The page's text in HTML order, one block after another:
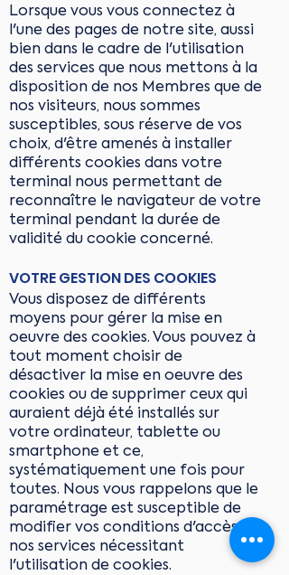
Lorsque vous vous connectez à
l'une des pages de notre site, aussi
bien dans le cadre de l'utilisation
des services que nous mettons à la
disposition de nos Membres que de
nos visiteurs, nous sommes
susceptibles, sous réserve de vos
choix, d'être amenés à installer
différents cookies dans votre
terminal nous permettant de
reconnaître le navigateur de votre
terminal pendant la durée de
validité du cookie concerné.
VOTRE GESTION DES COOKIES
Vous disposez de différents
moyens pour gérer la mise en
oeuvre des cookies. Vous pouvez à
tout moment choisir de
désactiver la mise en oeuvre des
cookies ou de supprimer ceux qui
auraient déjà été installés sur
votre ordinateur, tablette ou
smartphone et ce,
systématiquement une fois pour
toutes. Nous vous rappelons que le
paramétrage est susceptible de
modifier vos conditions d'accès à
nos services nécessitant
l'utilisation de cookies.